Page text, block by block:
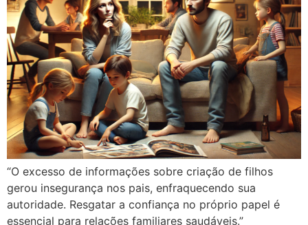
“O excesso de informações sobre criação de filhos
gerou insegurança nos pais, enfraquecendo sua
autoridade. Resgatar a confiança no próprio papel é
essencial para relações familiares saudáveis.”